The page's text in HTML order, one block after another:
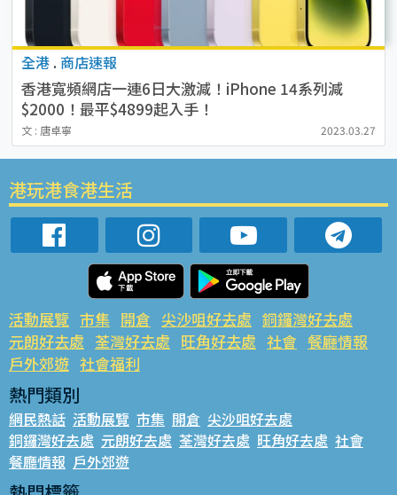
全港 . 商店速報
香港寬頻網店一連6日大激減！iPhone 14系列減
$2000！最平$4899起入手！
文 : 唐卓寧 2023.03.27
港玩港食港生活
活動展覽 市集 開倉 尖沙咀好去處 銅鑼灣好去處
元朗好去處 荃灣好去處 旺角好去處 社會 餐廳情報
戶外郊遊 社會福利
熱門類別
網民熱話 活動展覽 市集 開倉 尖沙咀好去處
銅鑼灣好去處 元朗好去處 荃灣好去處 旺角好去處 社會
餐廳情報 戶外郊遊